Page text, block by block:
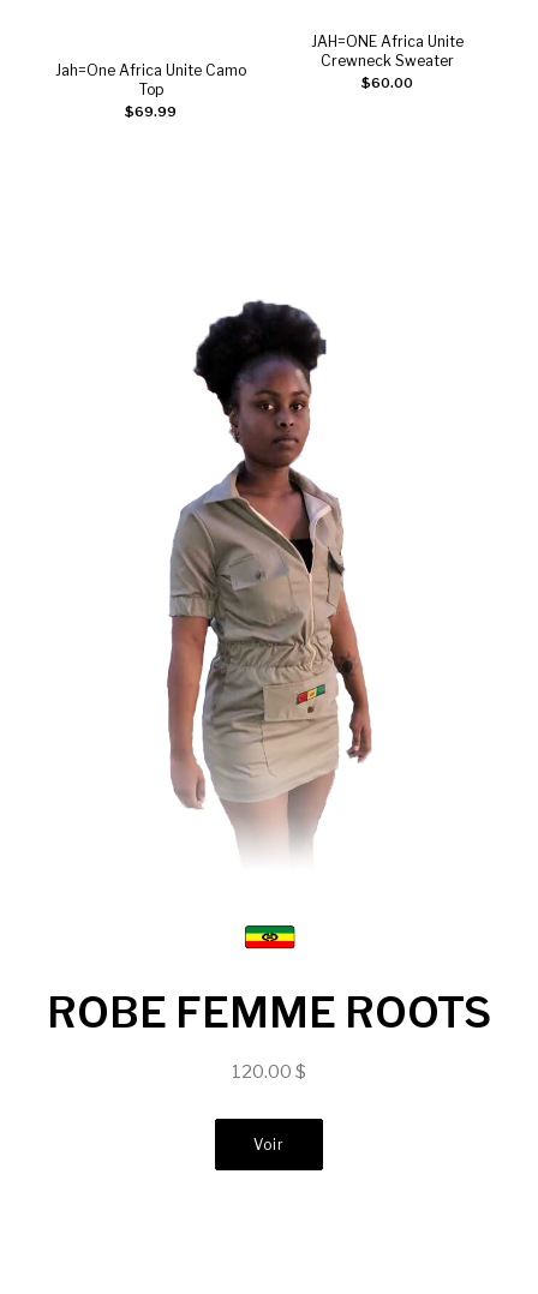
Ajouter au panier
Jah=One Africa Unite Camo
Top
$69.99
Ajouter au panier
JAH=ONE Africa Unite
Crewneck Sweater
$60.00
ROBE FEMME ROOTS
120.00 $
Voir